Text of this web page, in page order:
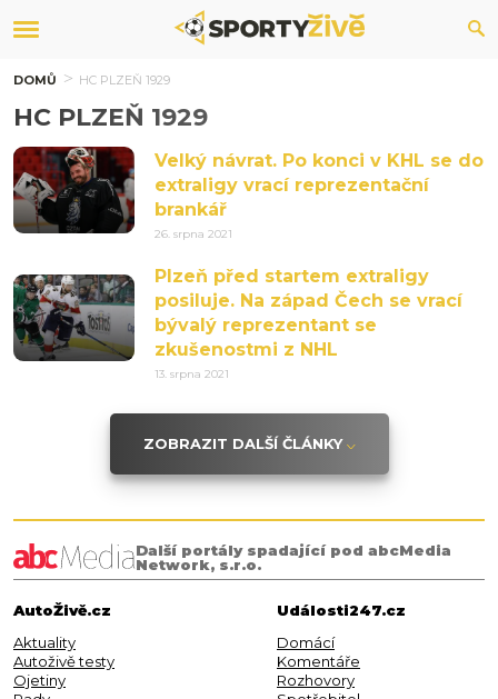
DOMŮ HC PLZEŇ 1929
HC PLZEŇ 1929
Velký návrat. Po konci v KHL se do
extraligy vrací reprezentační
brankář
26. srpna 2021
Plzeň před startem extraligy
posiluje. Na západ Čech se vrací
bývalý reprezentant se
zkušenostmi z NHL
13. srpna 2021
ZOBRAZIT DALŠÍ ČLÁNKY
Další portály spadající pod abcMedia
Network, s.r.o.
AutoŽivě.cz
Aktuality
Autoživě testy
Ojetiny
Události247.cz
Domácí
Komentáře
Rozhovory